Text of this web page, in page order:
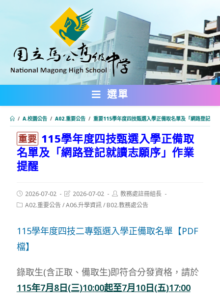
內
選單
/ A.校園公告 / A02.重要公告 / 重要115學年度四技甄選入學正備取名單及「網路登記就
重要 115學年度四技甄選入學正備取
名單及「網路登記就讀志願序」作業
提醒
Post
published:
2026-07-02
Post
modified:
2026-07-02
Post
author:
教務處註冊組長
PostA02.重要公告/A06.升學資訊/ B02.教務處公告
115學年度四技二專甄選入學正備取名單【PDF
檔】
錄取生(含正取、備取生)即符合分發資格，請於
115年7月8日(三)10:00起至7月10日(五)17:00